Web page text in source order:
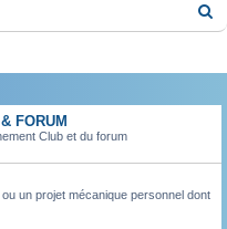
FORUM
Club et du forum
un projet mécanique personnel dont